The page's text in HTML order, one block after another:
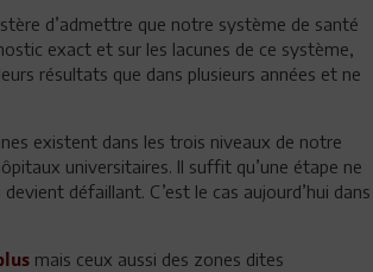
d’admettre que notre système de santé
exact et sur les lacunes de ce système,
résultats que dans plusieurs années et ne
existent dans les trois niveaux de notre
universitaires. Il suffit qu’une étape ne
défaillant. C’est le cas aujourd’hui dans
mais ceux aussi des zones dites